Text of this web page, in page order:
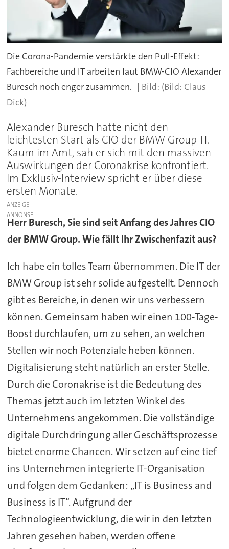
Die Corona-Pandemie verstärkte den Pull-Effekt:
Fachbereiche und IT arbeiten laut BMW-CIO Alexander
Buresch noch enger zusammen.
(Bild: Claus
Dick)
Alexander Buresch hatte nicht den
leichtesten Start als CIO der BMW Group-IT.
Kaum im Amt, sah er sich mit den massiven
Auswirkungen der Coronakrise konfrontiert.
Im Exklusiv-Interview spricht er über diese
ersten Monate.
ANZEIGE
Herr Buresch, Sie sind seit Anfang des Jahres CIO
der BMW Group. Wie fällt Ihr Zwischenfazit aus?
Ich habe ein tolles Team übernommen. Die IT der
BMW Group ist sehr solide aufgestellt. Dennoch
gibt es Bereiche, in denen wir uns verbessern
können. Gemeinsam haben wir einen 100-Tage-
Boost durchlaufen, um zu sehen, an welchen
Stellen wir noch Potenziale heben können.
Digitalisierung steht natürlich an erster Stelle.
Durch die Coronakrise ist die Bedeutung des
Themas jetzt auch im letzten Winkel des
Unternehmens angekommen. Die vollständige
digitale Durchdringung aller Geschäftsprozesse
bietet enorme Chancen. Wir setzen auf eine tief
ins Unternehmen integrierte IT-Organisation
und folgen dem Gedanken: „IT is Business and
Business is IT“. Aufgrund der
Technologieentwicklung, die wir in den letzten
Jahren gesehen haben, werden offene